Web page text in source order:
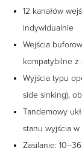
12 kanałów
indywidualnie
Wejścia
kompatybilne z
Wyjścia typu
side sinking),
Tandemowy
stanu wyjścia
Zasilanie: